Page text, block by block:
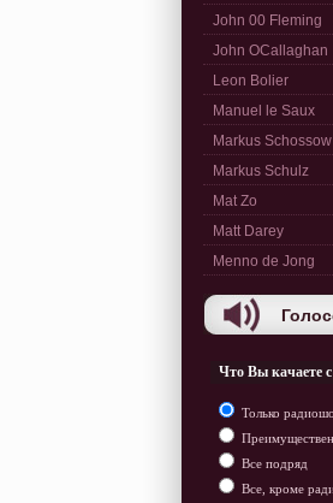
John 00 Fleming
John OCallaghan
Leon Bolier
Manuel le Saux
Markus Schossow
Markus Schulz
Mat Zo
Matt Darey
Menno de Jong
Что Вы качаете с
Только
Все подряд
Все, кроме